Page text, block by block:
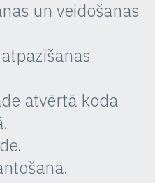
un veidošanas
atvērtā koda